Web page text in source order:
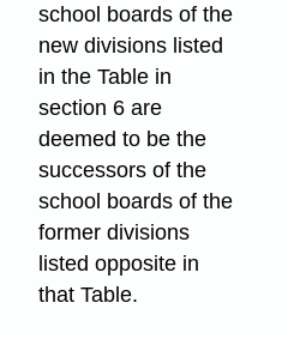
school boards of the
new divisions listed
in the Table in
section 6 are
deemed to be the
successors of the
school boards of the
former divisions
listed opposite in
that Table.